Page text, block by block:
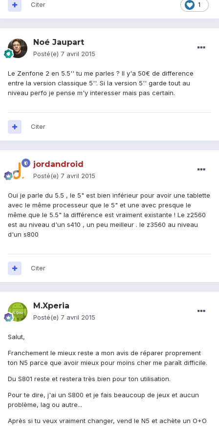
1
Citer
Noé Jaupart
Posté(e) 7 avril 2015
Le Zenfone 2 en 5.5'' tu me parles ? Il y'a 50€ de difference
entre la version classique 5''. Si la version 5'' garde tout au
niveau perfo je pense m'y interesser mais pas certain.
Citer
jordandroid
Posté(e) 7 avril 2015
Oui je parle du 5.5 , le 5" est bien inférieur pour avoir une tablette
avec le même processeur que le 5" et une avec presque le
même que le 5.5" la différence est vraiment existante ! Le z2560
est au niveau d'un s410 , un peu meilleur . le z3560 au niveau
d'un s800
Citer
M.Xperia
Posté(e) 7 avril 2015
Salut,
Franchement le mieux reste a mon avis de réparer proprement
ton N5 parce que avoir mieux pour moins cher me paraît difficile.
Du S801 reste et restera très bien pour ton utilisation.
Pour te dire, j'ai un S800 et je fais beaucoup de jeux et aucun
problème, lag ou autre...
Après si tu veux vraiment changer, vend le N5 et achète un O+O